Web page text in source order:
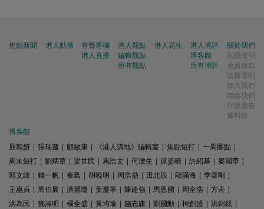
焦點新聞 港人點播
有聲專欄
港人直播
港人觀點
編輯觀點
所有觀點
港人花生
港人博評
博客館
所有博評
關於我們
私隱聲明
免責條款
版權聲明
加入我們
聯絡我們
刊登廣告
爆料快
博客館
屈穎妍
張瑞蓮 顧敏康 《港人講地》編輯室 焦點短打 一周圈點
周末短打
劉炳章 梁世民 馬浩文 何濼生 原姿晴 許紹基 麥國華
郭文緯
錢一帆 秦島 胡曉明 周浩鼎 田北辰 鄔滿海 季霆剛
王惠貞
周伯展 潘麗瓊 葉慶寧 陳建強 馬恩國 周全浩 方舟
洪為民
鄧淑明 楊全盛 黃均瑜 錢志庸 劉國勳 柯創盛 洪錦鉉